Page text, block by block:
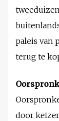
paleis van
terug te
door